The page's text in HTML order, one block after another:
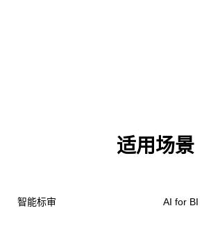
适用场景
智能标审 AI for BI